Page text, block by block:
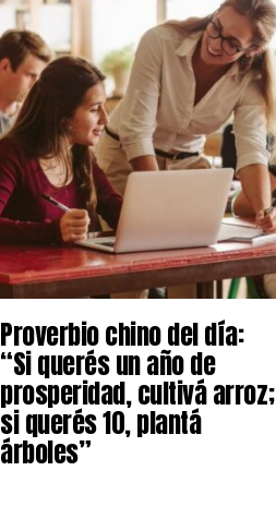
Proverbio chino del día:
“Si querés un año de
prosperidad, cultivá arroz;
si querés 10, plantá
árboles”